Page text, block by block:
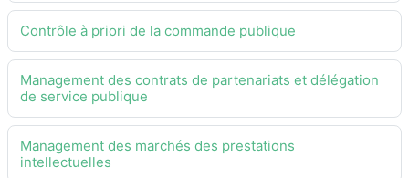
Contrôle à priori de la commande publique
Management des contrats de partenariats et délégation
de service publique
Management des marchés des prestations
intellectuelles